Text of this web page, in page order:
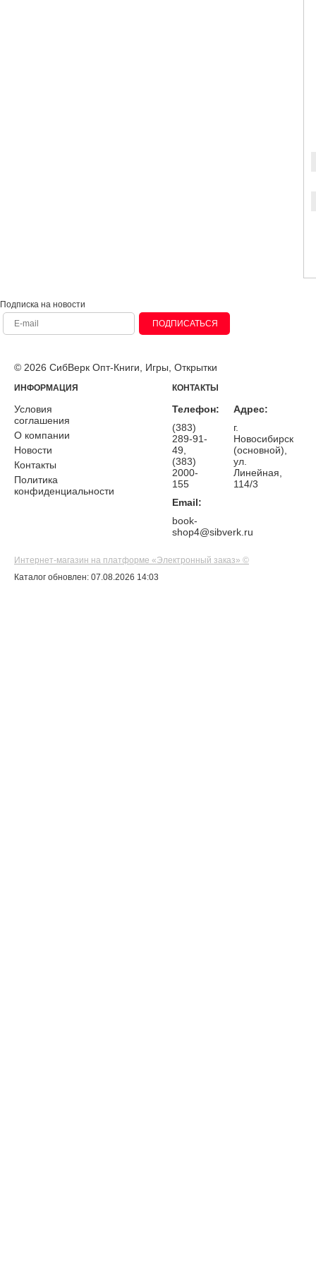
Подписка на новости
ПОДПИСАТЬСЯ
© 2026 СибВерк Опт-Книги, Игры, Открытки
ИНФОРМАЦИЯ
Условия
соглашения
О компании
Новости
Контакты
Политика
конфиденциальности
КОНТАКТЫ
Телефон:
(383)
289-91-
49,
(383)
2000-
155
Email:
book-
shop4@sibverk.ru
Адрес:
г.
Новосибирск
(основной),
ул.
Линейная,
114/3
Интернет-магазин на платформе «Электронный заказ» ©
Каталог обновлен: 07.08.2026 14:03